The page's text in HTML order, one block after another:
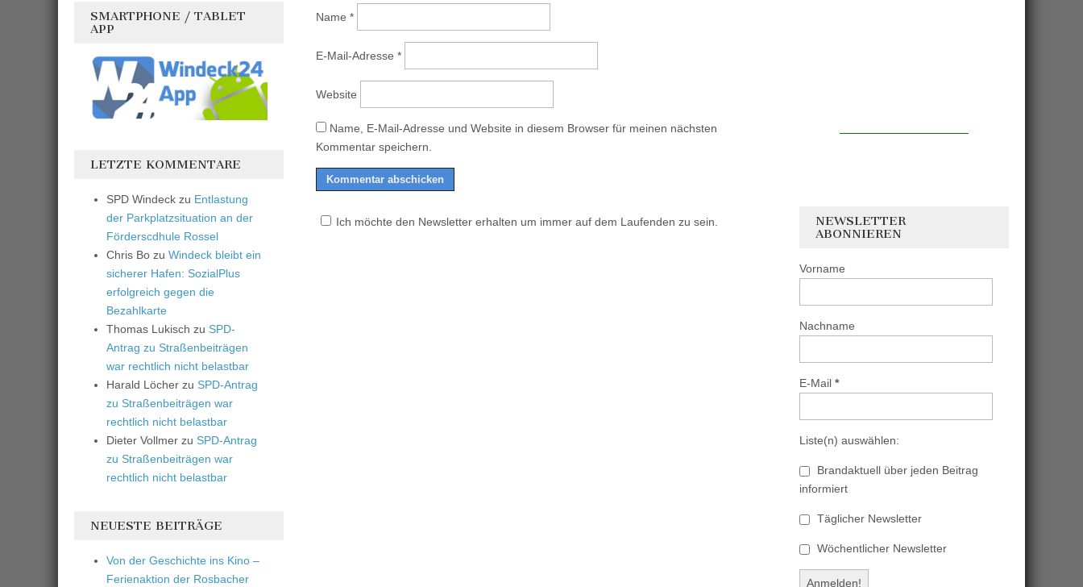
Name *
E-Mail-Adresse *
Website
Name, E-Mail-Adresse und Website in diesem Browser für meinen nächsten
Kommentar speichern.
Ich möchte den Newsletter erhalten um immer auf dem Laufenden zu sein.
SMARTPHONE / TABLET
APP
LETZTE KOMMENTARE
SPD Windeck zu Entlastung
der Parkplatzsituation an der
Förderscdhule Rossel
Chris Bo zu Windeck bleibt ein
sicherer Hafen: SozialPlus
erfolgreich gegen die
Bezahlkarte
Thomas Lukisch zu SPD-
Antrag zu Straßenbeiträgen
war rechtlich nicht belastbar
Harald Löcher zu SPD-Antrag
zu Straßenbeiträgen war
rechtlich nicht belastbar
Dieter Vollmer zu SPD-Antrag
zu Straßenbeiträgen war
rechtlich nicht belastbar
NEUESTE BEITRÄGE
Von der Geschichte ins Kino –
Ferienaktion der Rosbacher
NEWSLETTER
ABONNIEREN
Vorname
Nachname
E-Mail *
Liste(n) auswählen:
Brandaktuell über jeden Beitrag
informiert
Täglicher Newsletter
Wöchentlicher Newsletter